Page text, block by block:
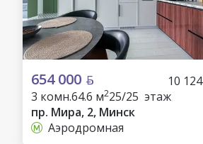
654 000 10 124
3 комн.64.6 м225/25 этаж
пр. Мира, 2, Минск
Аэродромная